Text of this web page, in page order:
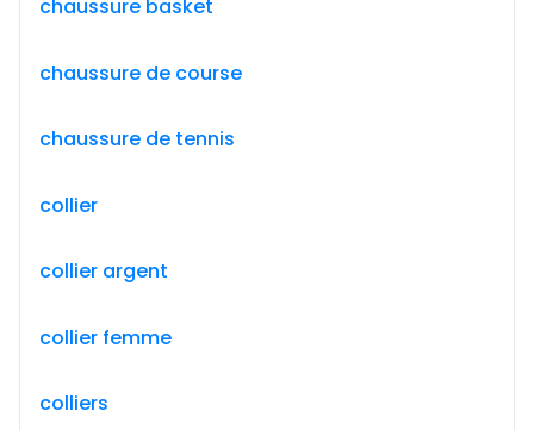
chaussure basket
chaussure de course
chaussure de tennis
collier
collier argent
collier femme
colliers